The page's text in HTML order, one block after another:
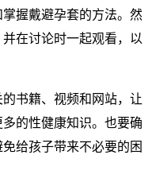
握戴避孕套的方法。然
在讨论时一起观看，以
书籍、视频和网站，让
的性健康知识。也要确
给孩子带来不必要的困